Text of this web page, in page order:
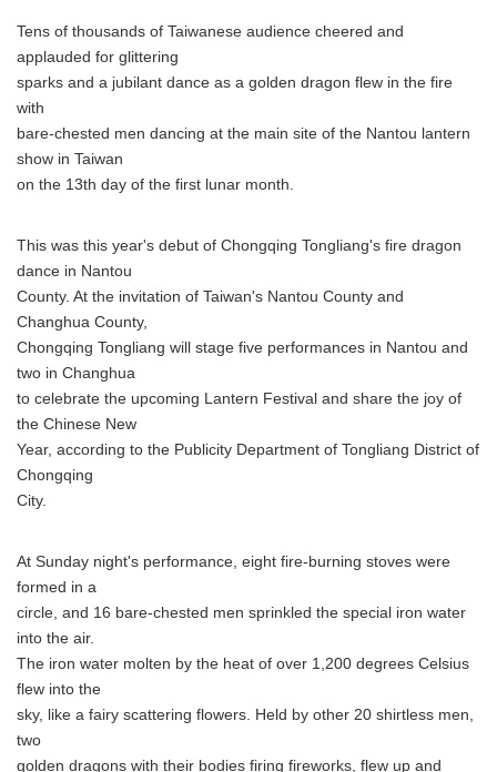
Tens of thousands of Taiwanese audience cheered and
applauded for glittering
sparks and a jubilant dance as a golden dragon flew in the fire
with
bare-chested men dancing at the main site of the Nantou lantern
show in Taiwan
on the 13th day of the first lunar month.
This was this year's debut of Chongqing Tongliang's fire dragon
dance in Nantou
County. At the invitation of Taiwan's Nantou County and
Changhua County,
Chongqing Tongliang will stage five performances in Nantou and
two in Changhua
to celebrate the upcoming Lantern Festival and share the joy of
the Chinese New
Year, according to the Publicity Department of Tongliang District of
Chongqing
City.
At Sunday night's performance, eight fire-burning stoves were
formed in a
circle, and 16 bare-chested men sprinkled the special iron water
into the air.
The iron water molten by the heat of over 1,200 degrees Celsius
flew into the
sky, like a fairy scattering flowers. Held by other 20 shirtless men,
two
golden dragons with their bodies firing fireworks, flew up and